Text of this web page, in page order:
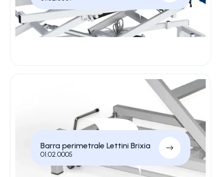
Barra perimetrale Lettini Brixia
01.02.0005